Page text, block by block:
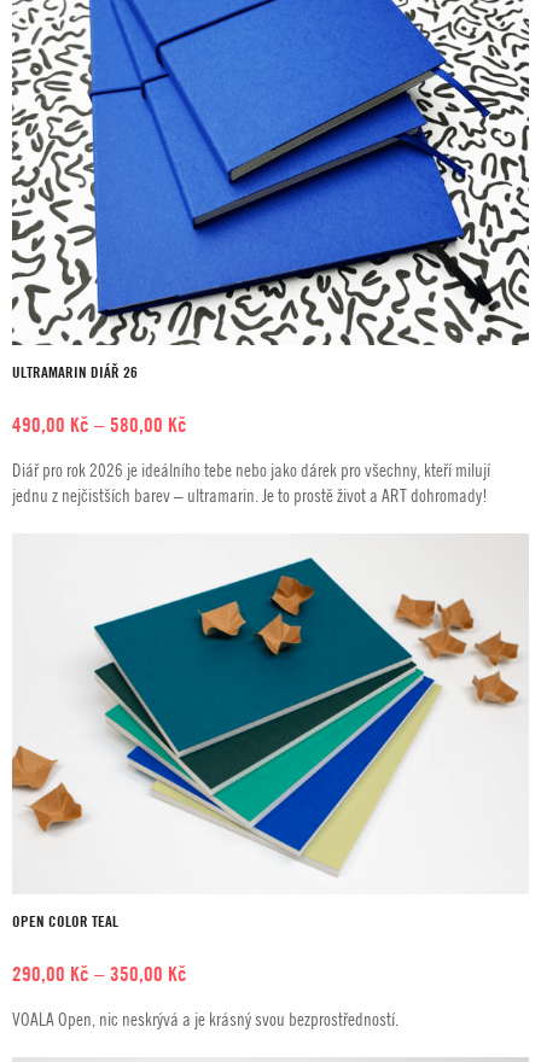
ULTRAMARIN DIÁŘ 26
490,00 Kč –580,00 Kč
490,00 Kč
až
Diář pro rok 2026 je ideálního tebe nebo jako dárek pro všechny, kteří milují
jednu z nejčistších barev – ultramarin. Je to prostě život a ART dohromady!
OPEN COLOR TEAL
290,00 Kč –350,00 Kč
290,00 Kč
VOALA Open, nic neskrývá a je krásný svou bezprostředností.